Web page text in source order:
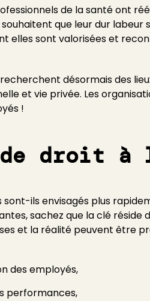
de la santé ont
que leur dur
elles sont valorisées et
désormais des
et vie privée. Les
!
de droit à
sont-ils envisagés plus
sachez que la clé
et la réalité peuvent être
des employés,
performances,